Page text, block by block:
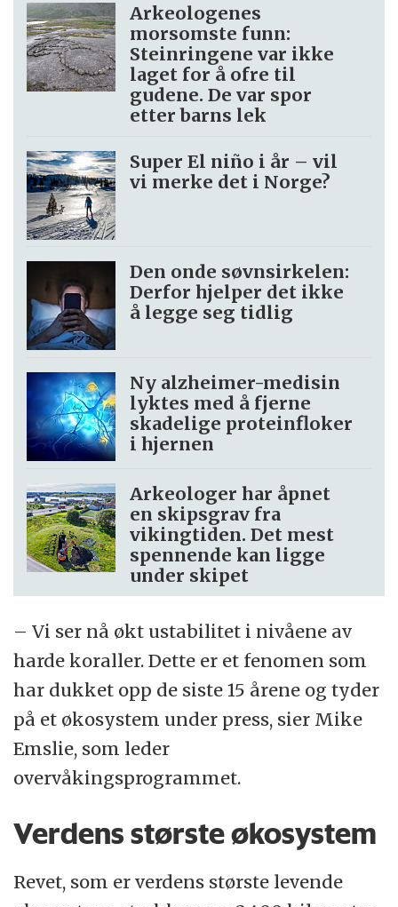
Arkeologenes
morsomste funn:
Steinringene var ikke
laget for å ofre til
gudene. De var spor
etter barns lek
Super El niño i år – vil
vi merke det i Norge?
Den onde søvnsirkelen:
Derfor hjelper det ikke
å legge seg tidlig
Ny alzheimer-medisin
lyktes med å fjerne
skadelige proteinfloker
i hjernen
Arkeologer har åpnet
en skipsgrav fra
vikingtiden. Det mest
spennende kan ligge
under skipet
– Vi ser nå økt ustabilitet i nivåene av
harde koraller. Dette er et fenomen som
har dukket opp de siste 15 årene og tyder
på et økosystem under press, sier Mike
Emslie, som leder
overvåkingsprogrammet.
Verdens største økosystem
Revet, som er verdens største levende